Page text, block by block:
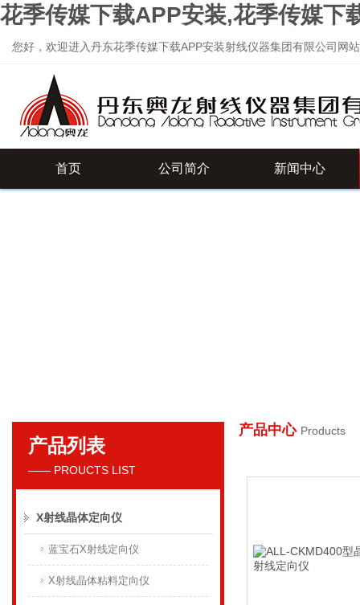
花季传媒下载APP安装,花季传媒下
您好，欢迎进入丹东花季传媒下载APP安装射线仪器集团有限公司网站
丹东花季传媒下载APP安装射线仪器集团有限公司
首页 公司简介 新闻中心
产品列表
—— PROUCTS LIST
X射线晶体定向仪
蓝宝石X射线定向仪
X射线晶体粘料定向仪
产品中心 Products